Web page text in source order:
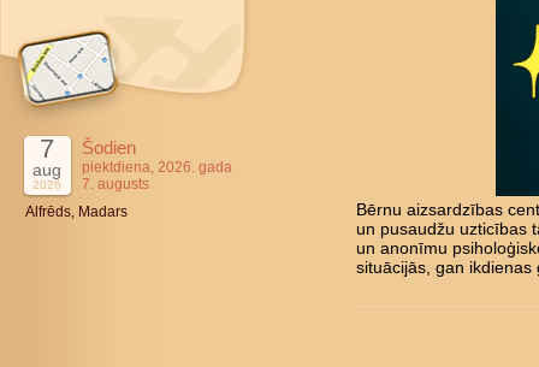
7
aug
2026
Šodien
piektdiena, 2026. gada
7. augusts
Alfrēds, Madars
Bērnu aizsardzības
un pusaudžu uzticības
un anonīmu
situācijās, gan ikdienas